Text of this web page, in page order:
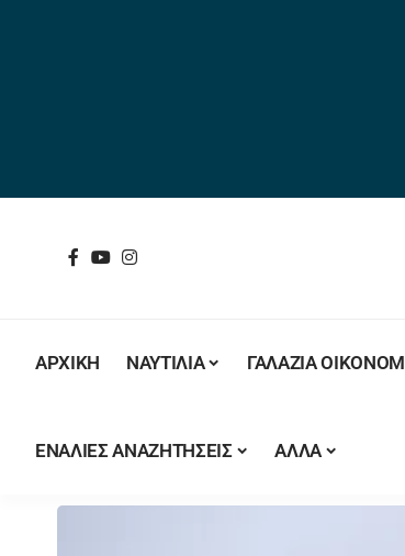
ΑΡΧΙΚΗ ΝΑΥΤΙΛΙΑ ΓΑΛΑΖΙΑ
ΕΝΑΛΙΕΣ ΑΝΑΖΗΤΗΣΕΙΣ ΑΛΛΑ